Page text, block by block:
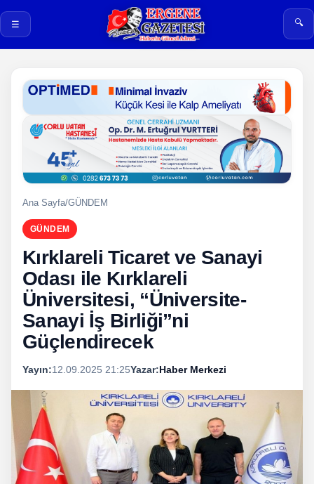
☰ 🔍
Ana Sayfa/GÜNDEM
GÜNDEM
Kırklareli Ticaret ve Sanayi
Odası ile Kırklareli
Üniversitesi, “Üniversite-
Sanayi İş Birliği”ni
Güçlendirecek
Yayın:12.09.2025 21:25Yazar:Haber Merkezi